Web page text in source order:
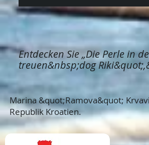
Entdecken Sie „Die Perle in
treuen&nbsp;dog Riki&quot;,
Marina &quot;Ramova&quot;
Republik Kroatien.